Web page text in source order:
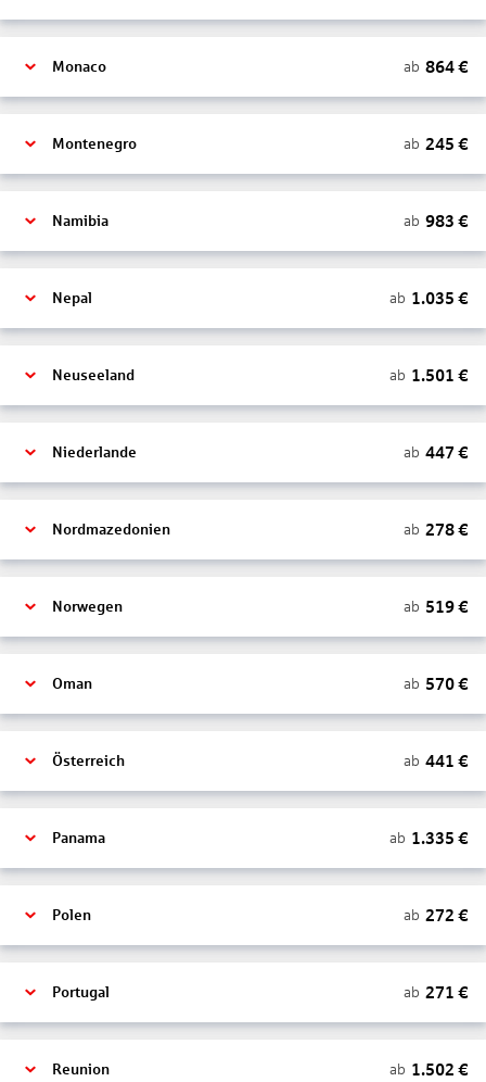
Monaco ab 864€
Montenegro ab 245 €
Namibia ab 983 €
Nepal ab 1.035 €
Neuseeland ab 1.501 €
Niederlande ab 447 €
Nordmazedonien ab 278€
Norwegen ab 519€
Oman ab 570€
Österreich ab 441 €
Panama ab 1.335 €
Polen ab 272 €
Portugal ab 271 €
Reunion ab 1.502 €